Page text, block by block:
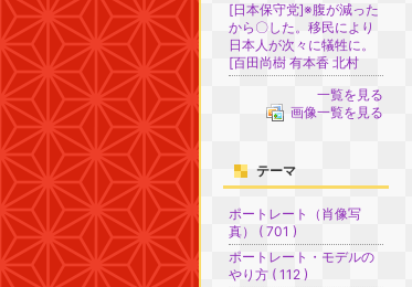
[日本保守党]※腹が減った
から〇した。移民により
日本人が次々に犠牲に。
[百田尚樹 有本香 北村
一覧を見る
画像一覧を見る
テーマ
ポートレート（肖像写
真） ( 701 )
ポートレート・モデルの
やり方 ( 112 )